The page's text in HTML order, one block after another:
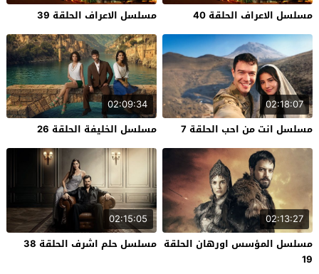
مسلسل الاعراف الحلقة 40
مسلسل الاعراف الحلقة 39
02:18:07
مسلسل انت من احب الحلقة 7
02:09:34
مسلسل الخليفة الحلقة 26
02:13:27
مسلسل المؤسس اورهان الحلقة
19
02:15:05
مسلسل حلم اشرف الحلقة 38